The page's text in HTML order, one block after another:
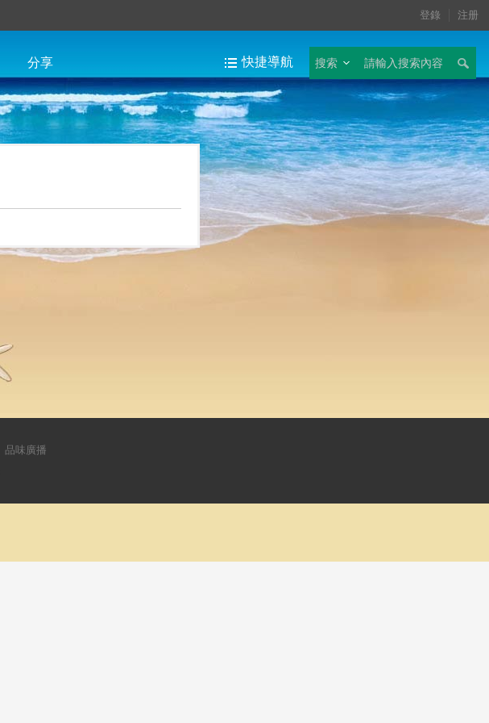
登錄 注册
分享 搜索
快捷導航
品味廣播